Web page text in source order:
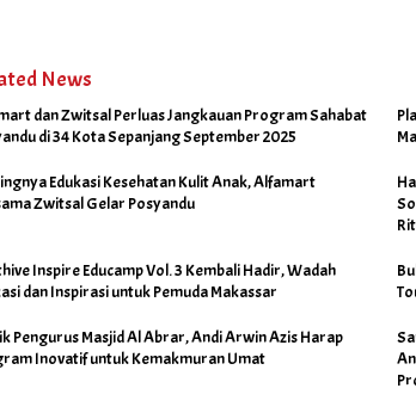
News
dan Zwitsal Perluas Jangkauan Program Sahabat
di 34 Kota Sepanjang September 2025
Edukasi Kesehatan Kulit Anak, Alfamart
Zwitsal Gelar Posyandu
Inspire Educamp Vol. 3 Kembali Hadir, Wadah
dan Inspirasi untuk Pemuda Makassar
Pengurus Masjid Al Abrar, Andi Arwin Azis Harap
Inovatif untuk Kemakmuran Umat